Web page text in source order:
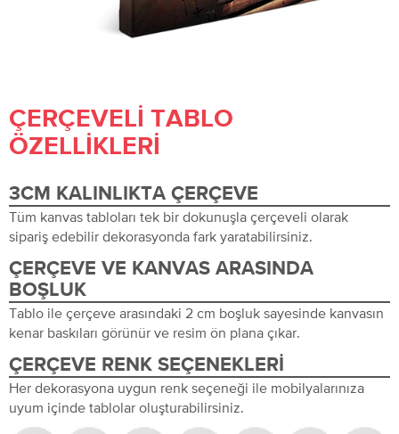
ÇERÇEVELI TABLO
ÖZELLIKLERI
3CM KALINLIKTA ÇERÇEVE
Tüm kanvas tabloları tek bir dokunuşla çerçeveli olarak
sipariş edebilir dekorasyonda fark yaratabilirsiniz.
ÇERÇEVE VE KANVAS ARASINDA
BOŞLUK
Tablo ile çerçeve arasındaki 2 cm boşluk sayesinde kanvasın
kenar baskıları görünür ve resim ön plana çıkar.
ÇERÇEVE RENK SEÇENEKLERI
Her dekorasyona uygun renk seçeneği ile mobilyalarınıza
uyum içinde tablolar oluşturabilirsiniz.